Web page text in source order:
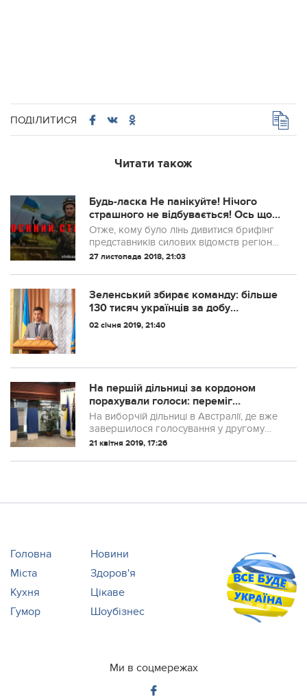
ПОДІЛИТИСЯ
Читати також
Будь-ласка Не панікуйте! Нічого
страшного не відбувається! Ось що
ви повинні знати про введення
воєнного стану в Україні
Отже, кому було лінь дивитися брифінг
представників силових відомств регіону і
ХОДА з приводу введення воєнного
27 листопада 2018, 21:03
Зеленський збирає команду: більше
130 тисяч українців за добу
зарєєструвалися на його сайті
02 січня 2019, 21:40
На першій дільниці за кордоном
порахували голоси: переміг
Порошенко
На виборчій дільниці в Австралії, де вже
завершилося голосування у другому
турі виборів президента України,
21 квітня 2019, 17:26
Головна
Новини
Міста
Здоров'я
Кухня
Цікаве
Гумор
Шоубізнес
Ми в соцмережах